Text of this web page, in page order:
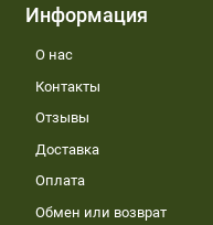
Информация
О нас
Контакты
Отзывы
Доставка
Оплата
Обмен или возврат